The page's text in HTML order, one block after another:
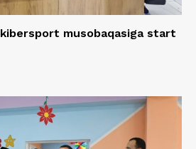
musobaqasiga start